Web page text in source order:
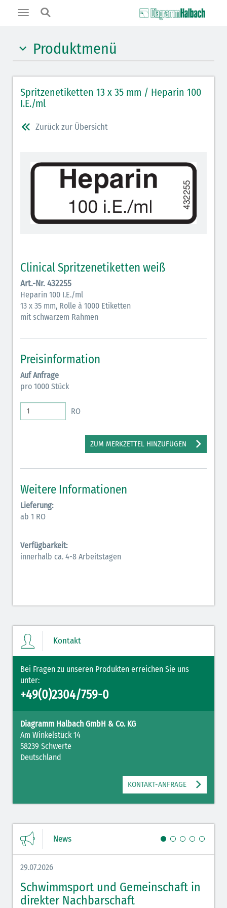
Toggle
Produktmenü
Benzodiazepine (orange)
Muskelrelaxantien (weiß-rot): DIVI seit 2012
Opiate/Opioide (hellblau)
Opioid-Antagonisten (hellblau schraffiert)
Lokalanästhetika (grau)
schraffiert)
Anticholinergika (hellgrün)
Cholinergika (hellgrün schraffiert): DIVI 2012
Rahmen)
Koagulantien (hellgrau/weiß schwarz schraffierterm
Rahmen)
Bronchodilatatoren (blau-braun)
Antikonvulsiva (grau-lila)
Antiarrhythmika (rot-blau)
Elektrolyte (grün-pink)
Elektrolyte NaCl (grün)
Spritzenetiketten 13 x 35 mm / Heparin 100
I.E./ml
Zurück zur Übersicht
Clinical Spritzenetiketten weiß
Art.-Nr. 432255
Heparin 100 I.E./ml
13 x 35 mm, Rolle à 1000 Etiketten
mit schwarzem Rahmen
Preisinformation
Auf Anfrage
pro 1000 Stück
RO
ZUM MERKZETTEL HINZUFÜGEN
Weitere Informationen
Lieferung:
ab 1 RO
Verfügbarkeit:
innerhalb ca. 4-8 Arbeitstagen
Kontakt
Bei Fragen zu unseren Produkten erreichen Sie uns
unter:
+49(0)2304/759-0
Diagramm Halbach GmbH & Co. KG
Am Winkelstück 14
58239 Schwerte
Deutschland
KONTAKT-ANFRAGE
News
29.07.2026
Schwimmsport und Gemeinschaft in
direkter Nachbarschaft